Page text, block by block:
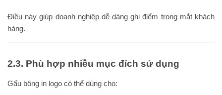
Điều này giúp doanh nghiệp dễ dàng ghi điểm trong mắt khách
hàng.
2.3. Phù hợp nhiều mục đích sử dụng
Gấu bông in logo có thể dùng cho: